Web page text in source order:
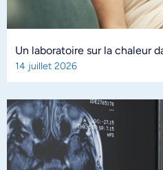
Un laboratoire sur la chaleur
14 juillet 2026